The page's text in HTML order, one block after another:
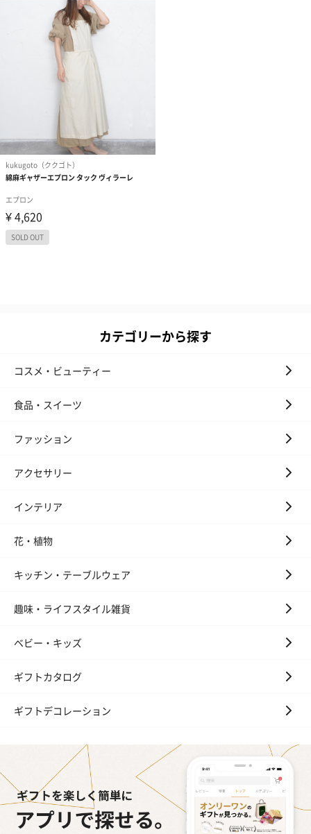
カテゴリーから探す
コスメ・ビューティー
食品・スイーツ
ファッション
アクセサリー
インテリア
花・植物
キッチン・テーブルウェア
趣味・ライフスタイル雑貨
ベビー・キッズ
ギフトカタログ
ギフトデコレーション